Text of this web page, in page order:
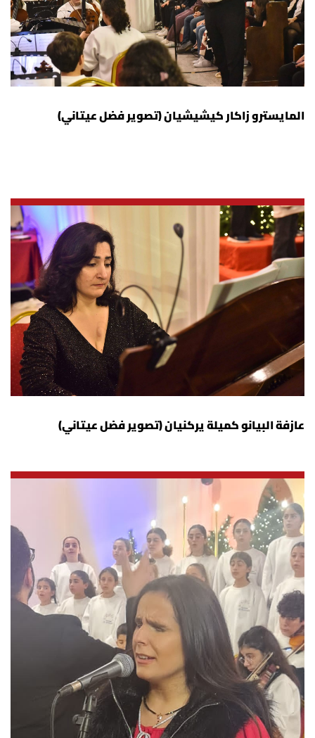
المايسترو زاكار كيشيشيان (تصوير فضل عيتاني)
عازفة البيانو كميلة يركنيان (تصوير فضل عيتاني)